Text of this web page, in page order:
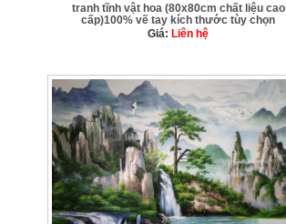
tranh tĩnh vật hoa (80x80cm chất liệu cao
cấp)100% vẽ tay kích thước tùy chọn
Giá: Liên hệ